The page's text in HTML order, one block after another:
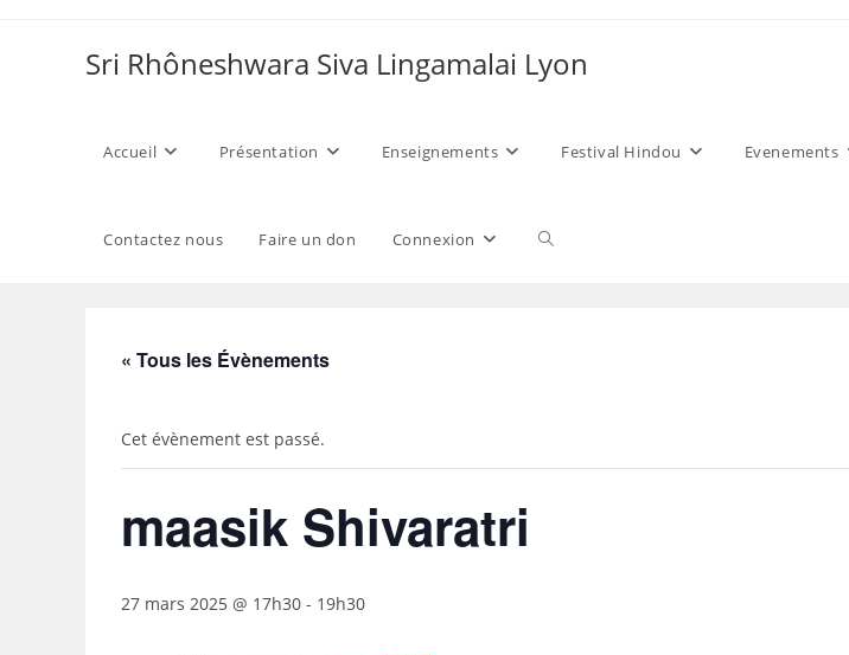
Sri Rhôneshwara Siva Lingamalai Lyon
Accueil Présentation Enseignements Festival Hindou Evenements
Contactez nous Faire un don Connexion Toggle
« Tous les Évènements
Cet évènement est passé.
maasik Shivaratri
27 mars 2025 @ 17h30 - 19h30